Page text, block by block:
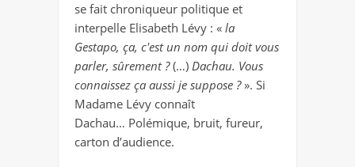
se fait chroniqueur politique et
interpelle Elisabeth Lévy : « la
Gestapo, ça, c'est un nom qui doit vous
parler, sûrement ?(…) Dachau. Vous
connaissez ça aussi je suppose ?». Si
Madame Lévy connaît
Dachau… Polémique, bruit, fureur,
carton d’audience.